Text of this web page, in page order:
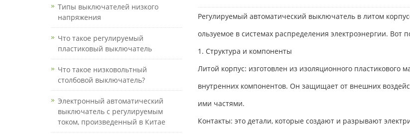
Регулируемый автоматический выключатель в литом
ользуемое в системах распределения электроэнергии. Вот
1. Структура и компоненты
Литой корпус: изготовлен из изоляционного
внутренних компонентов. Он защищает от внешних
ими частями.
Контакты: это детали, которые создают и разрывают
Типы выключателей низкого
напряжения
Что такое регулируемый
пластиковый выключатель
Что такое низковольтный
столбовой выключатель?
Электронный автоматический
выключатель с регулируемым
током, произведенный в Китае